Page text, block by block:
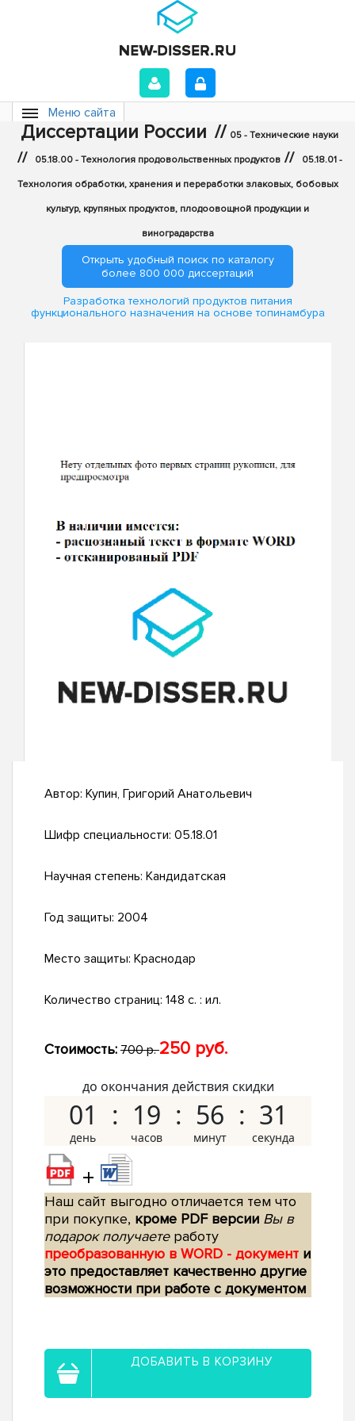
Меню сайта
Диссертации России // 05 - Технические науки
// 05.18.00 - Технология продовольственных продуктов // 05.18.01 -
Технология обработки, хранения и переработки злаковых, бобовых
культур, крупяных продуктов, плодоовощной продукции и
виноградарства
Открыть удобный поиск по каталогу
более 800 000 диссертаций
Разработка технологий продуктов питания
функционального назначения на основе топинамбура
Автор: Купин, Григорий Анатольевич
Шифр специальности: 05.18.01
Научная степень: Кандидатская
Год защиты: 2004
Место защиты: Краснодар
Количество страниц: 148 с. : ил.
Стоимость: 700 р.250 руб.
до окончания действия скидки
01 19 56 30
+
Наш сайт выгодно отличается тем что
при покупке, кроме PDF версии Вы в
подарок получаетеработу
преобразованную в WORD - документ и
это предоставляет качественно другие
возможности при работе с документом
ДОБАВИТЬ В КОРЗИНУ